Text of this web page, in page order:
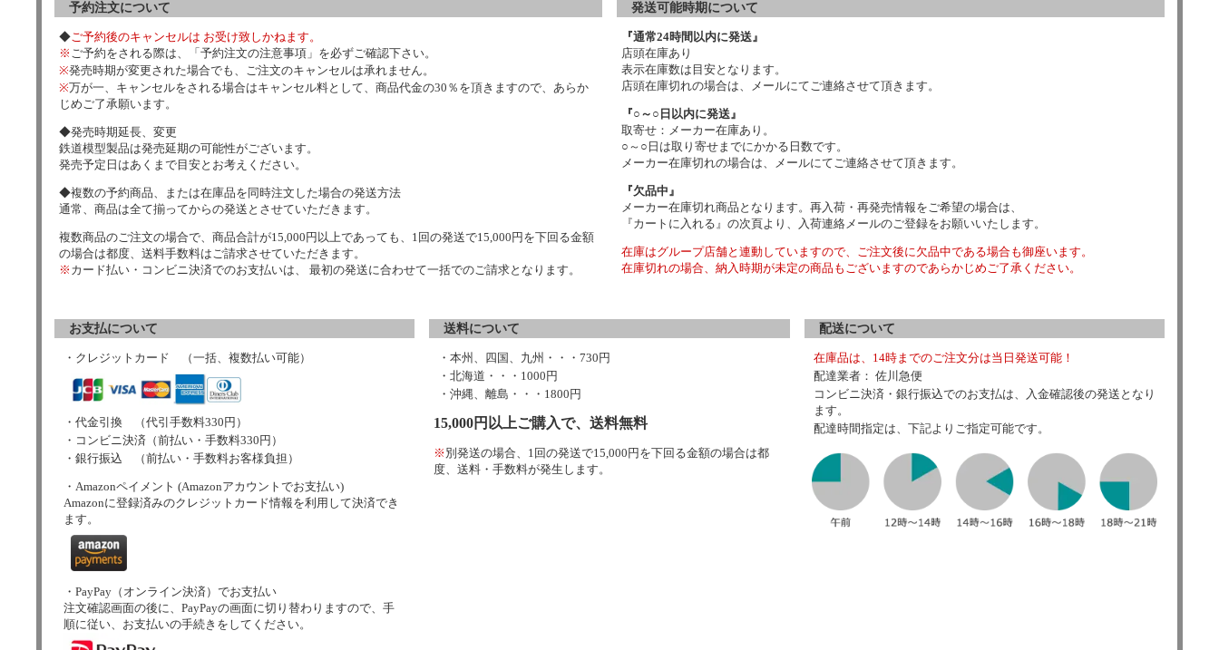
予約注文について
◆ご予約後のキャンセルは お受け致しかねます。
※ ご予約をされる際は、「予約注文の注意事項」を必ずご確認下さい。
※発売時期が変更された場合でも、ご注文のキャンセルは承れません。
※万が一、キャンセルをされる場合はキャンセル料として、商品代金の30％を頂きますので、あらか
じめご了承願います。
◆発売時期延長、変更
鉄道模型製品は発売延期の可能性がございます。
発売予定日はあくまで目安とお考えください。
◆複数の予約商品、または在庫品を同時注文した場合の発送方法
通常、商品は全て揃ってからの発送とさせていただきます。
複数商品のご注文の場合で、商品合計が15,000円以上であっても、1回の発送で15,000円を下回る金額
の場合は都度、送料手数料はご請求させていただきます。
※ カード払い・コンビニ決済でのお支払いは、 最初の発送に合わせて一括でのご請求となります。
発送可能時期について
『通常24時間以内に発送』
店頭在庫あり
表示在庫数は目安となります。
店頭在庫切れの場合は、メールにてご連絡させて頂きます。
『○～○日以内に発送』
取寄せ：メーカー在庫あり。
○～○日は取り寄せまでにかかる日数です。
メーカー在庫切れの場合は、メールにてご連絡させて頂きます。
『欠品中』
メーカー在庫切れ商品となります。再入荷・再発売情報をご希望の場合は、
『カートに入れる』の次頁より、入荷連絡メールのご登録をお願いいたします。
在庫はグループ店舗と連動していますので、ご注文後に欠品中である場合も御座います。
在庫切れの場合、納入時期が未定の商品もございますのであらかじめご了承ください。
お支払について
・クレジットカード （一括、複数払い可能）
・代金引換 （代引手数料330円）
・コンビニ決済（前払い・手数料330円）
・銀行振込 （前払い・手数料お客様負担）
・Amazonペイメント (Amazonアカウントでお支払い)
Amazonに登録済みのクレジットカード情報を利用して決済でき
ます。
・PayPay（オンライン決済）でお支払い
注文確認画面の後に、PayPayの画面に切り替わりますので、手
順に従い、お支払いの手続きをしてください。
送料について
・本州、四国、九州・・・730円
・北海道・・・1000円
・沖縄、離島・・・1800円
15,000円以上ご購入で、送料無料
※ 別発送の場合、1回の発送で15,000円を下回る金額の場合は都
度、送料・手数料が発生します。
配送について
在庫品は、14時までのご注文分は当日発送可能！
配達業者： 佐川急便
コンビニ決済・銀行振込でのお支払は、入金確認後の発送となり
ます。
配達時間指定は、下記よりご指定可能です。